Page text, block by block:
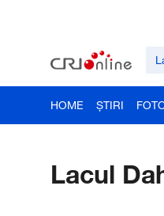
HOME ȘTIRI
Lacul